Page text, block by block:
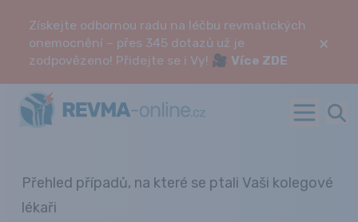
Získejte odbornou radu na léčbu revmatických
onemocnění – přes 345 dotazů už je
zodpovězeno! Přidejte se i Vy! 🎥 Více ZDE
×
Přehled případů, na které se ptali Vaši kolegové
lékaři